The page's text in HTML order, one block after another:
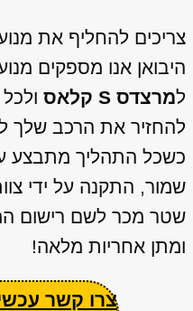
צריכים להחליף את
היבואן אנו מספקים
למרצדס S קלאס
להחזיר את הרכב שלך
כשכל התהליך מתבצע
שמור, התקנה על ידי
שטר מכר לשם רישום
ומתן אחריות מלאה!
צרו קשר